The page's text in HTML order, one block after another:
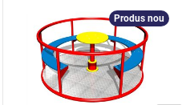
Produs nou